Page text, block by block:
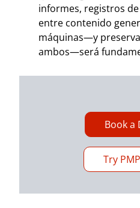
informes, registros
entre contenido
máquinas—y
ambos—será
Book a
Try